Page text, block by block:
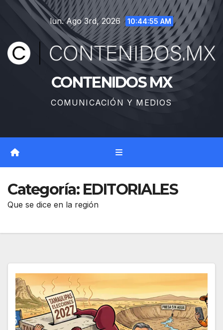
Saltar
lun. Ago 3rd, 2026 10:44:56 AM
CONTENIDOS MX
COMUNICACIÓN Y MEDIOS
Categoría: EDITORIALES
Que se dice en la región